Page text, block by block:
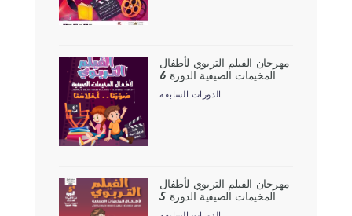
مهرجان الفيلم التربوي لأطفال
المخيمات الصيفية الدورة 6
الدورات السابقة
مهرجان الفيلم التربوي لأطفال
المخيمات الصيفية الدورة 5